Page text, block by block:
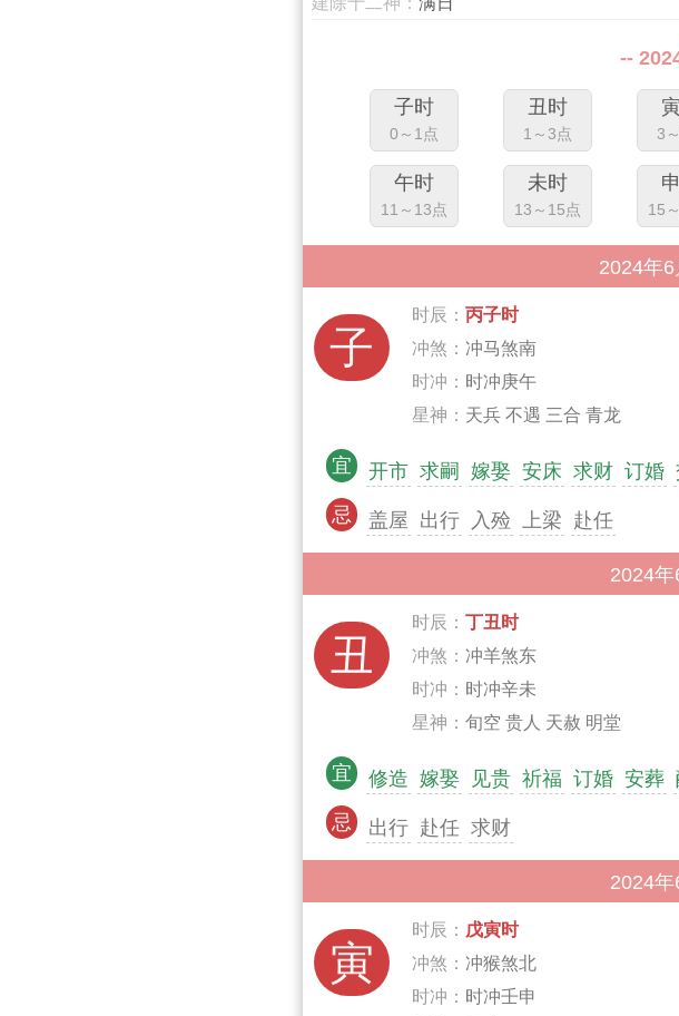
--
子时
0～1点
丑时
1～3点 3
午时
11～13点
未时
13～15点 15
2024年
子
时辰： 丙子时
冲煞： 冲马煞南
时冲： 时冲庚午
星神： 天兵 不遇 三合 青龙
宜 开市 求嗣 嫁娶 安床 求财 订婚
忌 盖屋 出行 入殓 上梁 赴任
2024
丑
时辰： 丁丑时
冲煞： 冲羊煞东
时冲： 时冲辛未
星神： 旬空 贵人 天赦 明堂
宜 修造 嫁娶 见贵 祈福 订婚 安葬
忌 出行 赴任 求财
2024
寅
时辰： 戊寅时
冲煞： 冲猴煞北
时冲： 时冲壬申